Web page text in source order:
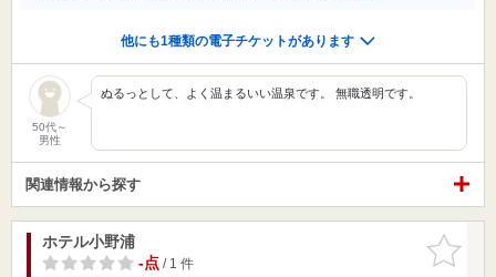
他にも1種類の電子チケットがあります
50代～
男性
ぬるっとして、よく温まるいい温泉です。 無職透明です。
関連情報から探す
お気に入
りに追加
ホテル小野浦
-点/ 1 件